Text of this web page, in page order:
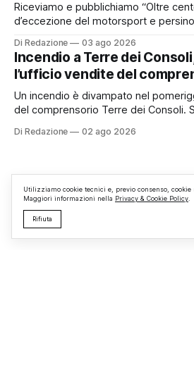
Riceviamo e pubblichiamo “Oltre
d’eccezione del motorsport e
organizzato da TBM a Monterosi, un
superato le aspettative degli
appassionati delle due ruote da tutto
limitrofe. Per
Di Redazione 03 ago 2026
Incendio a Terre dei
l’ufficio vendite del
Un incendio è divampato nel
del comprensorio Terre dei Consoli.
struttura adibita a ufficio vendite. Sul
Di Redazione 02 ago 2026
Utilizziamo cookie tecnici e, previo consenso,
Maggiori informazioni nella Privacy & Cookie Policy
Rifiuta